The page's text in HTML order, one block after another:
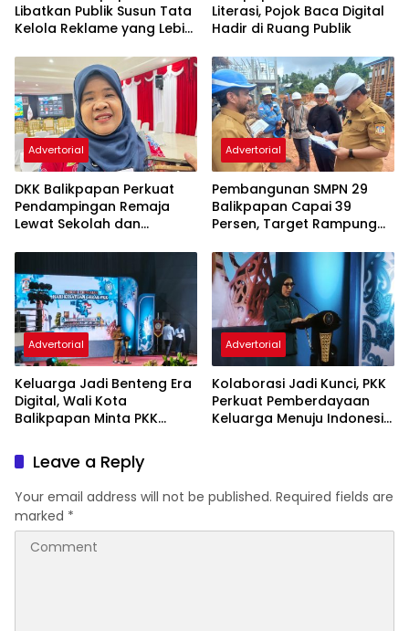
Libatkan Publik Susun Tata
Kelola Reklame yang Lebih
Literasi, Pojok Baca Digital
Hadir di Ruang Publik
Advertorial
DKK Balikpapan Perkuat
Pendampingan Remaja
Lewat Sekolah dan
Advertorial
Pembangunan SMPN 29
Balikpapan Capai 39
Persen, Target Rampung
Advertorial
Keluarga Jadi Benteng Era
Digital, Wali Kota
Balikpapan Minta PKK
Karakter Generasi Muda
Advertorial
Kolaborasi Jadi Kunci, PKK
Perkuat Pemberdayaan
Keluarga Menuju Indonesia
Leave a Reply
Your email address will not be published. Required fields are
marked *